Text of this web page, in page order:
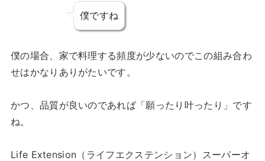
僕ですね
僕の場合、家で料理する頻度が少ないのでこの組み合わ
せはかなりありがたいです。
かつ、品質が良いのであれば「願ったり叶ったり」です
ね。
Life Extension（ライフエクステンション）スーパーオ